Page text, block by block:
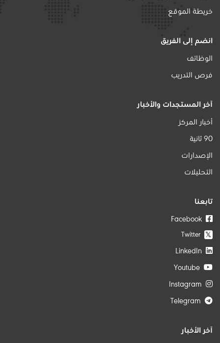
خريطة الموقع
انضم إلى الفريق
الوظائف
فرص التدريب
آخر المستجدات والأخبار
أخبار المركز
90 ثانية
الإصدارات
التحليلات
تابعنا
𝕏
Twitter
آخر الأخبار